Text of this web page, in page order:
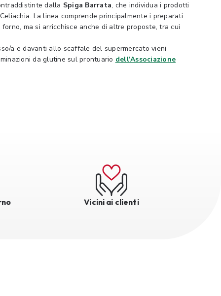
dalla Spiga Barrata, che individua i prodotti
La linea comprende principalmente i preparati
ma si arricchisce anche di altre proposte, tra cui
a e davanti allo scaffale del supermercato vieni
da glutine sul prontuario dell’Associazione
Vicini ai clienti